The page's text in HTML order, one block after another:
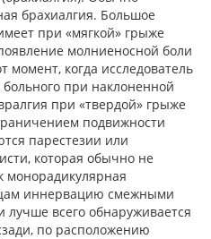
брахиалгия. Большое
при «мягкой» грыже
молниеносной боли
момент, когда исследователь
при наклоненной
при «твердой» грыже
подвижности
парестезии или
которая обычно не
монорадикулярная
иннервацию смежными
всего обнаруживается
по расположению